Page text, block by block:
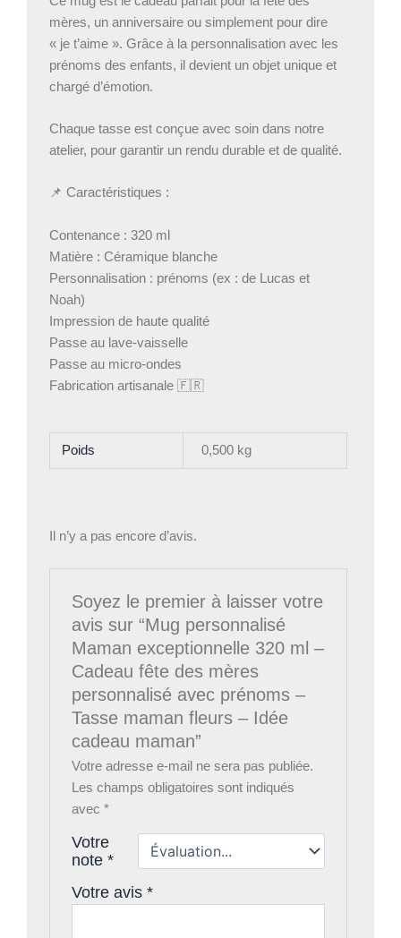
mères, un anniversaire ou simplement pour dire
« je t’aime ». Grâce à la personnalisation avec les
prénoms des enfants, il devient un objet unique et
chargé d’émotion.
Chaque tasse est conçue avec soin dans notre
atelier, pour garantir un rendu durable et de qualité.
📌 Caractéristiques :
Contenance : 320 ml
Matière : Céramique blanche
Personnalisation : prénoms (ex : de Lucas et
Noah)
Impression de haute qualité
Passe au lave-vaisselle
Passe au micro-ondes
Fabrication artisanale 🇫🇷
Poids 0,500 kg
Il n’y a pas encore d’avis.
Soyez le premier à laisser votre
avis sur “Mug personnalisé
Maman exceptionnelle 320 ml –
Cadeau fête des mères
personnalisé avec prénoms –
Tasse maman fleurs – Idée
cadeau maman”
Votre adresse e-mail ne sera pas publiée.
Les champs obligatoires sont indiqués
avec*
Votre
note*
Votre avis*